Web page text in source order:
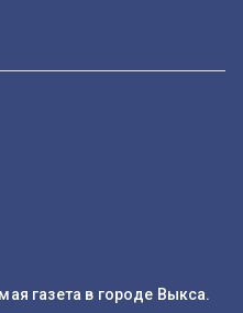
газета в городе Выкса.